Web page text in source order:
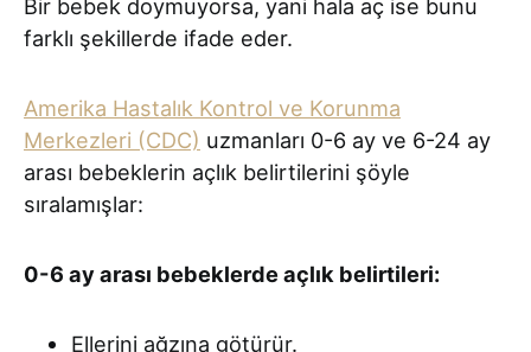
Bir bebek doymuyorsa, yani hala aç ise bunu
farklı şekillerde ifade eder.
Amerika Hastalık Kontrol ve Korunma
Merkezleri (CDC) uzmanları 0-6 ay ve 6-24 ay
arası bebeklerin açlık belirtilerini şöyle
sıralamışlar:
0-6 ay arası bebeklerde açlık belirtileri:
Ellerini ağzına götürür.